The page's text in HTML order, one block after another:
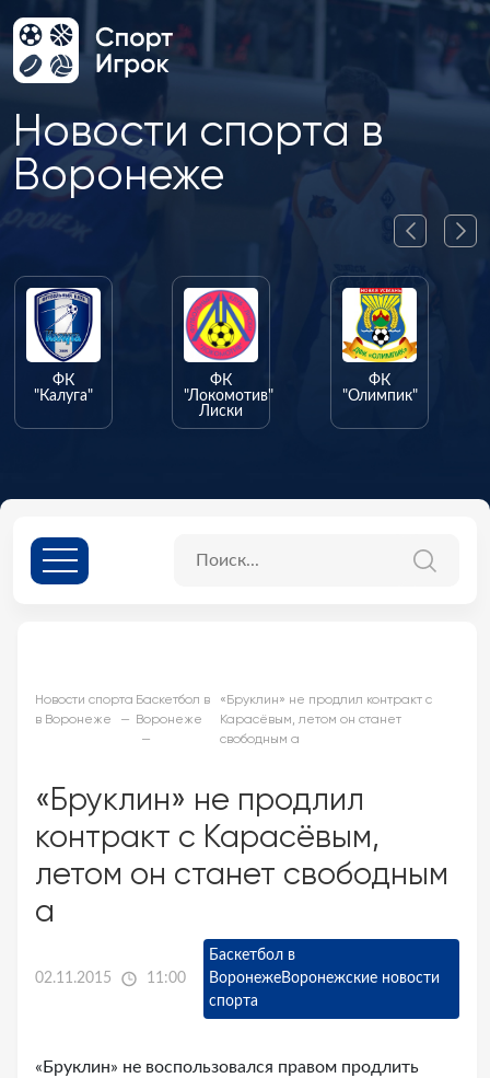
Новости спорта в
Воронеже
"Локомотив"
"Олимпик"
Новости спорта
в Воронеже
Баскетбол в
Воронеже
«Бруклин» не продлил контракт с
Карасёвым, летом он станет
свободным а
«Бруклин» не продлил
контракт с Карасёвым,
летом он станет свободным
а
02.11.2015 11:00
Баскетбол в
ВоронежеВоронежские новости
спорта
«Бруклин» не воспользовался правом продлить